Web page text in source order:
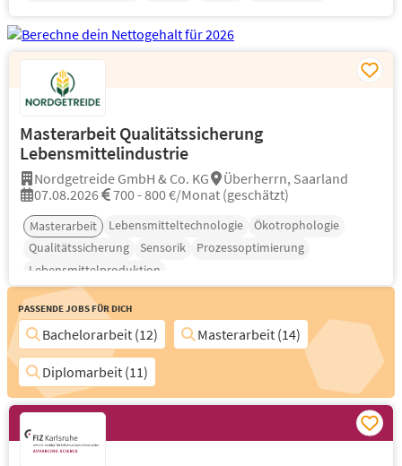
Masterarbeit Qualitätssicherung
Lebensmittelindustrie
Nordgetreide GmbH & Co. KG
Überherrn, Saarland
07.08.2026
700 - 800 €/Monat (geschätzt)
Masterarbeit Lebensmitteltechnologie
Ökotrophologie
Qualitätssicherung
Sensorik
Prozessoptimierung
Lebensmittelproduktion
Passende Jobs für Dich
Bachelorarbeit (12)
Masterarbeit (14)
Diplomarbeit (11)